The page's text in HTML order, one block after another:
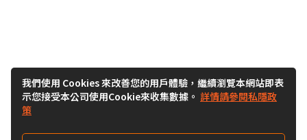
我們使用 Cookies 來改善您的用戶體驗，繼續瀏覽本網站即表
示您接受本公司使用Cookie來收集數據。 詳情請參閱私隱政
策